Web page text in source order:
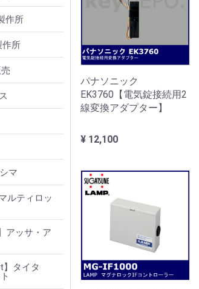
ダー
作所
ク製品
作所
マ
ルティロッ
アッサ・ア
】タイタ
パナソニック
EK3760【電気錠接続用2
線変換アダプター】
¥ 12,100